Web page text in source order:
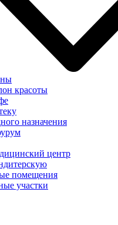
красоты
назначения
центр
помещения
участки